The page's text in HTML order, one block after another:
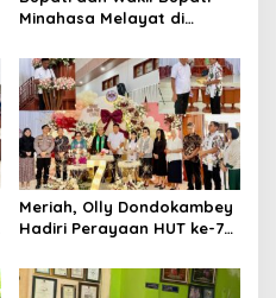
Minahasa Melayat di
Pankie Pangemanan di
Remboken
Meriah, Olly Dondokambey
Hadiri Perayaan HUT ke-7
Remboken